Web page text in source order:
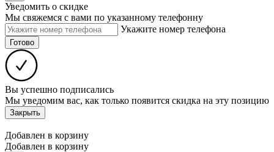
Уведомить о скидке
Мы свяжемся с вами по указанному телефонну
Укажите номер телефона
Готово
Вы успешно подписались
Мы уведомим вас, как только появится скидка на эту позицию
Закрыть
Добавлен в корзину
Добавлен в корзину